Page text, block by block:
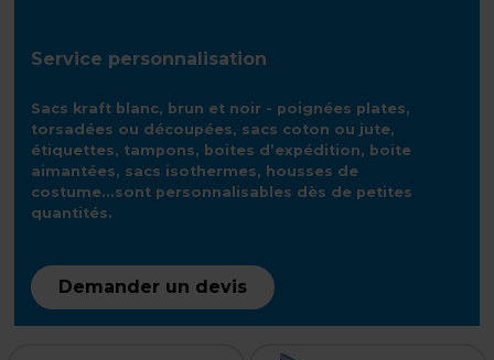
Service personnalisation
Sacs kraft blanc, brun et noir - poignées plates,
torsadées ou découpées, sacs coton ou jute,
étiquettes, tampons, boites d’expédition, boite
aimantées, sacs isothermes, housses de
costume...sont personnalisables dès de petites
quantités.
Demander un devis